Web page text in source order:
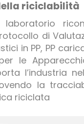
riciclabilità
di
in PP, PP
le
l’industria
la
riciclata